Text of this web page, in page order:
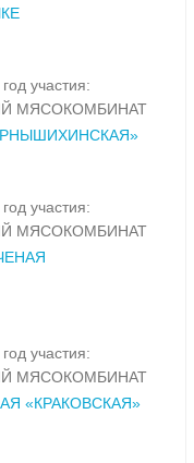
участия:
МЯСОКОМБИНАТ
участия:
МЯСОКОМБИНАТ
участия:
МЯСОКОМБИНАТ
«КРАКОВСКАЯ»